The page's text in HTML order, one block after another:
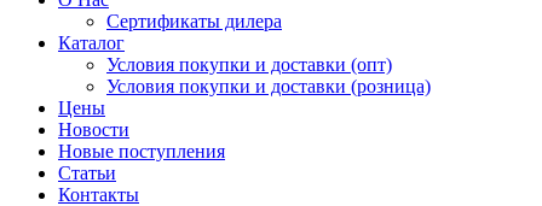
Сертификаты дилера
Каталог
Условия покупки и доставки (опт)
Условия покупки и доставки (розница)
Цены
Новости
Новые поступления
Статьи
Контакты